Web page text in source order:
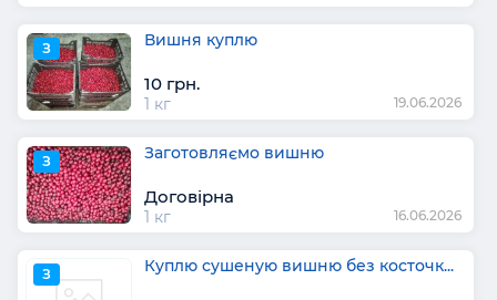
З Вишня куплю
10 грн.
1 кг 19.06.2026
З Заготовляємо вишню
Договірна
1 кг 16.06.2026
З Куплю сушеную вишню без косточк...